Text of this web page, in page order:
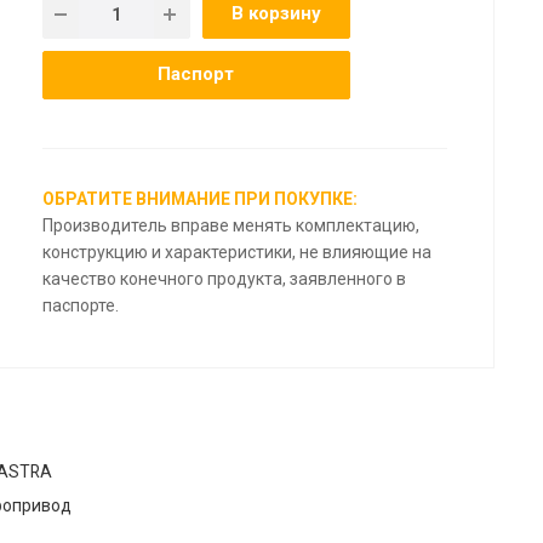
В корзину
Паспорт
ОБРАТИТЕ ВНИМАНИЕ ПРИ ПОКУПКЕ:
Производитель вправе менять комплектацию,
конструкцию и характеристики, не влияющие на
качество конечного продукта, заявленного в
паспорте.